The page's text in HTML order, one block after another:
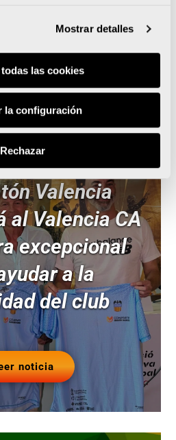
Mostrar detalles
las cookies
la configuración
Rechazar
noticia
Valencia
al Valencia CA
excepcional
a la
del club
noticia